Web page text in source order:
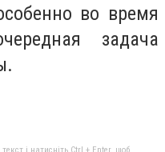
во время
задача